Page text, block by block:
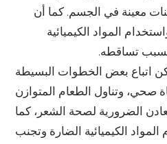
معينة في الجسم. كما أن
المواد الكيميائية
تساقطه.
اتباع بعض الخطوات البسيطة
وتناول الطعام المتوازن
الضرورية لصحة الشعر، كما
الكيميائية الضارة وتجنب